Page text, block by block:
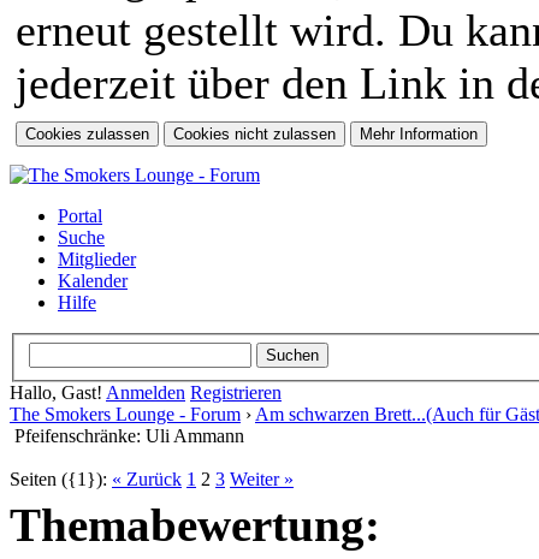
erneut gestellt wird. Du
jederzeit über den Link in
Portal
Suche
Mitglieder
Kalender
Hilfe
Hallo, Gast! Anmelden Registrieren
The Smokers Lounge - Forum › Am schwarzen Brett...(Auch für
Pfeifenschränke: Uli Ammann
Seiten ({1}): « Zurück 1 2 3 Weiter »
Themabewertung: